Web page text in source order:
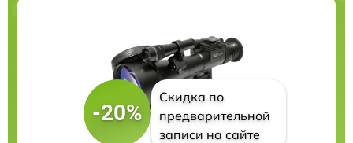
-20%
Скидка по
предварительной
записи на сайте